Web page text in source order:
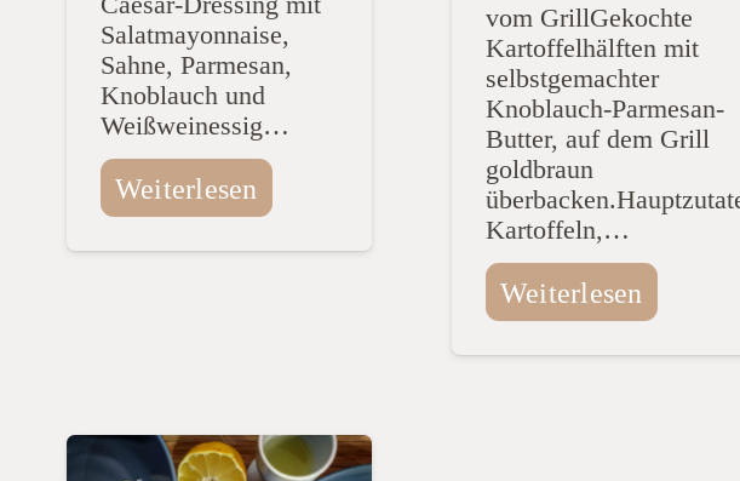
Salatmayonnaise,
Sahne, Parmesan,
Knoblauch und
Weißweinessig…
Weiterlesen
vom GrillGekochte
Kartoffelhälften mit
selbstgemachter
Knoblauch-Parmesan-
Butter, auf dem Grill
goldbraun
Kartoffeln,…
Weiterlesen